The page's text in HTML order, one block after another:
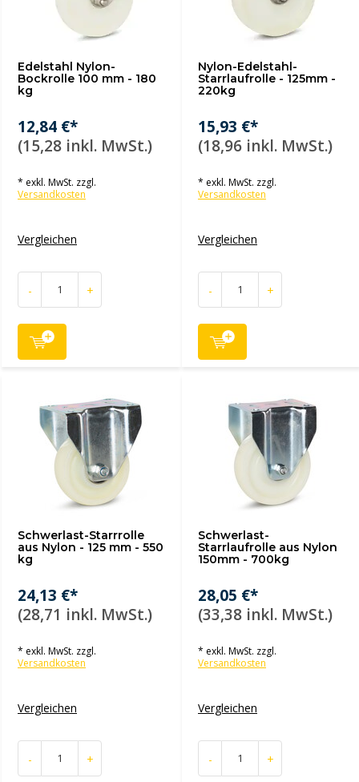
Edelstahl Nylon-
Bockrolle 100 mm - 180
kg
12,84 €*
(15,28 inkl. MwSt.)
* exkl. MwSt. zzgl.
Versandkosten
Vergleichen
- +
Nylon-Edelstahl-
Starrlaufrolle - 125mm -
220kg
15,93 €*
(18,96 inkl. MwSt.)
* exkl. MwSt. zzgl.
Versandkosten
Vergleichen
- +
Schwerlast-Starrrolle
aus Nylon - 125 mm - 550
kg
24,13 €*
(28,71 inkl. MwSt.)
* exkl. MwSt. zzgl.
Versandkosten
Vergleichen
- +
Schwerlast-
Starrlaufrolle aus Nylon
150mm - 700kg
28,05 €*
(33,38 inkl. MwSt.)
* exkl. MwSt. zzgl.
Versandkosten
Vergleichen
- +